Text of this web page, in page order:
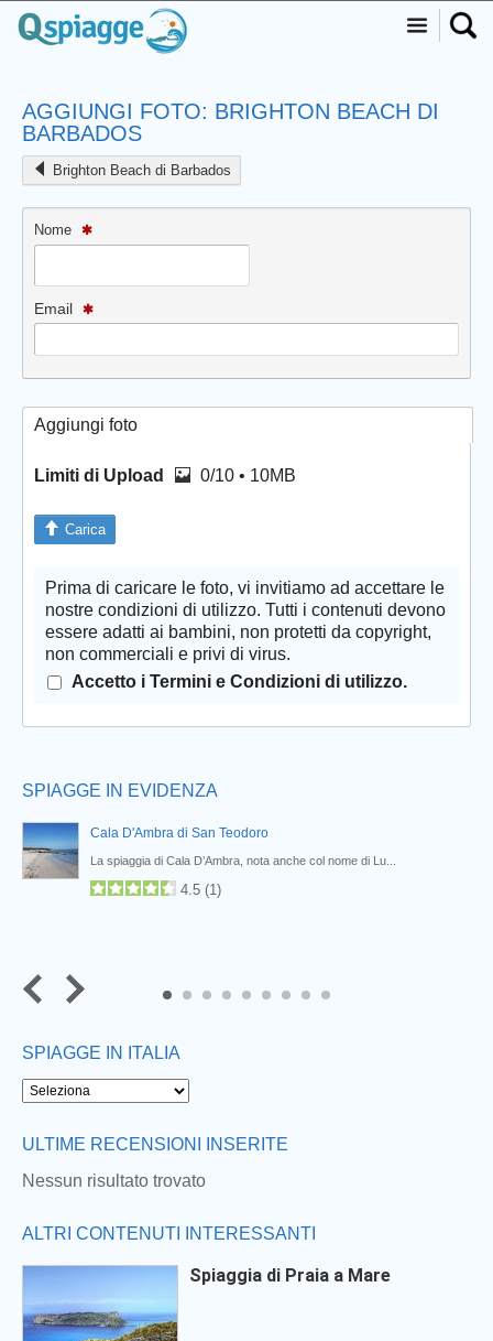
AGGIUNGI FOTO: BRIGHTON BEACH DI
BARBADOS
Brighton Beach di Barbados
Nome
Email
Aggiungi foto
Limiti di Upload 0/10 • 10MB
Carica
Prima di caricare le foto, vi invitiamo ad accettare le
nostre condizioni di utilizzo. Tutti i contenuti devono
essere adatti ai bambini, non protetti da copyright,
non commerciali e privi di virus.
Accetto i Termini e Condizioni di utilizzo.
SPIAGGE IN EVIDENZA
Cala D'Ambra di San Teodoro
La spiaggia di Cala D’Ambra, nota anche col nome di Lu...
4.5 (1)
Prev
8
SPIAGGE IN ITALIA
ULTIME RECENSIONI INSERITE
Nessun risultato trovato
ALTRI CONTENUTI INTERESSANTI
Spiaggia di Praia a Mare